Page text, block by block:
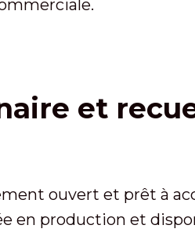
et
ouvert et prêt à
en production et